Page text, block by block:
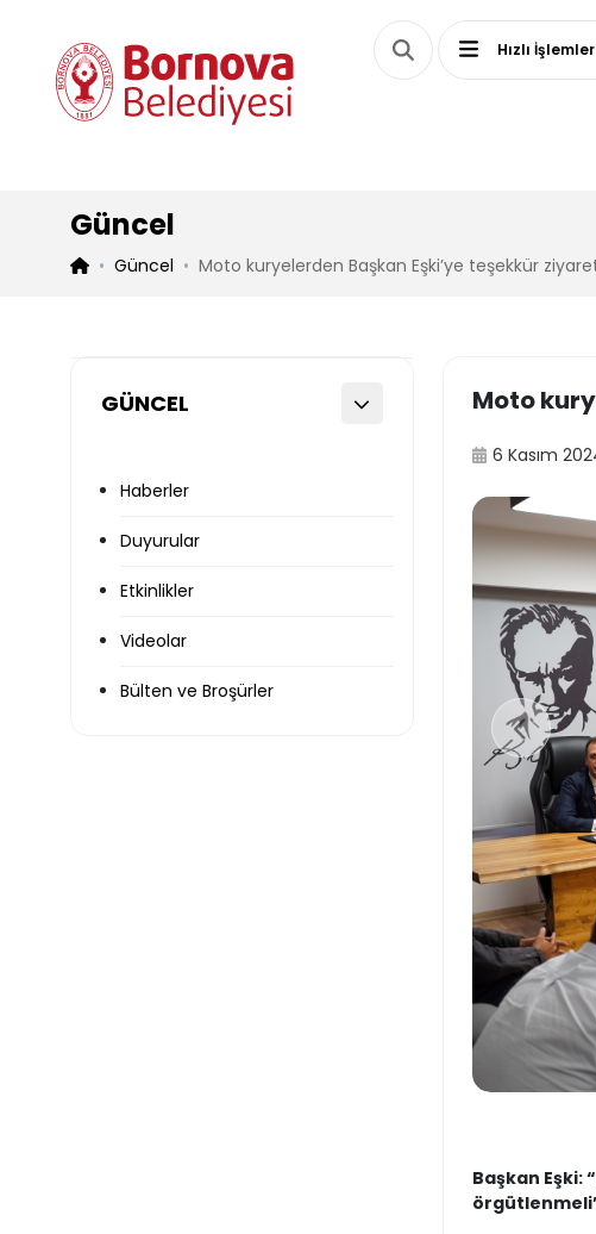
Hızlı İşlemler
Güncel
Güncel Moto kuryelerden Başkan Eşki’ye teşekkür
GÜNCEL
Haberler
Duyurular
Etkinlikler
Videolar
Bülten ve Broşürler
Moto
6 Kasım
Başkan Eşki: